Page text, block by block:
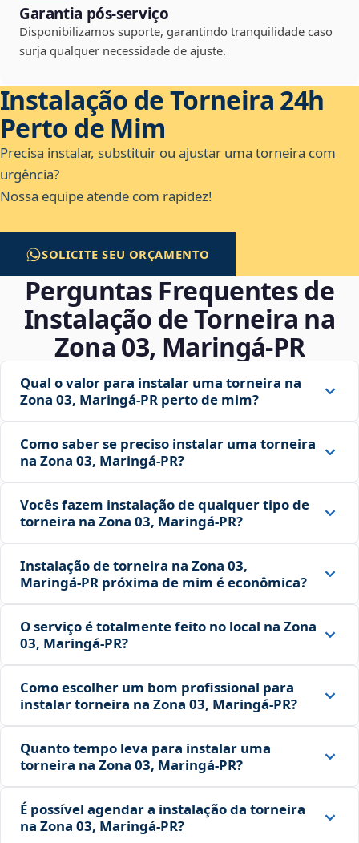
Garantia pós-serviço
Disponibilizamos suporte, garantindo tranquilidade caso
surja qualquer necessidade de ajuste.
Instalação de Torneira 24h
Perto de Mim
Precisa instalar, substituir ou ajustar uma torneira com
urgência?
Nossa equipe atende com rapidez!
SOLICITE SEU ORÇAMENTO
Perguntas Frequentes de
Instalação de Torneira na
Zona 03, Maringá‑PR
Qual o valor para instalar uma torneira na
Zona 03, Maringá‑PR perto de mim?
Como saber se preciso instalar uma torneira
na Zona 03, Maringá‑PR?
Vocês fazem instalação de qualquer tipo de
torneira na Zona 03, Maringá‑PR?
Instalação de torneira na Zona 03,
Maringá‑PR próxima de mim é econômica?
O serviço é totalmente feito no local na Zona
03, Maringá‑PR?
Como escolher um bom profissional para
instalar torneira na Zona 03, Maringá‑PR?
Quanto tempo leva para instalar uma
torneira na Zona 03, Maringá‑PR?
É possível agendar a instalação da torneira
na Zona 03, Maringá‑PR?